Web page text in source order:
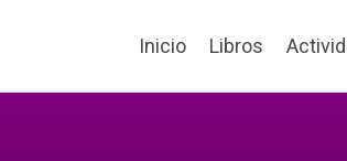
Inicio Libros